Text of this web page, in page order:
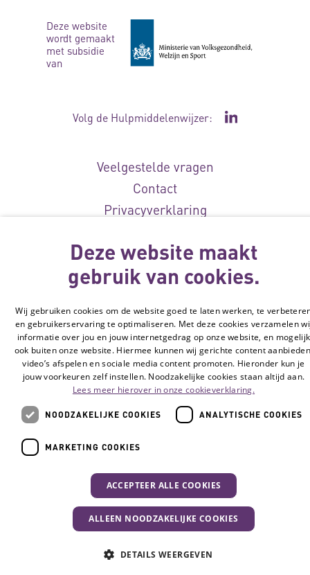
Deze website
wordt gemaakt
met subsidie
van
Volg de Hulpmiddelenwijzer: Ga naar de
Veelgestelde vragen
Contact
Privacyverklaring
Disclaimer
Cookie-instellingen
© Vilans, 2026
Deze website maakt
gebruik van cookies.
Wij gebruiken cookies om de website goed te laten werken, te
en gebruikerservaring te optimaliseren. Met deze cookies verzamelen
informatie over jou en jouw internetgedrag op onze website, en mogelijk
ook buiten onze website. Hiermee kunnen wij gerichte content
video’s afspelen en sociale media content promoten. Hieronder kun je
jouw voorkeuren zelf instellen. Noodzakelijke cookies staan altijd aan.
Lees meer hierover in onze cookieverklaring.
NOODZAKELIJKE COOKIES ANALYTISCHE COOKIES
MARKETING COOKIES
ACCEPTEER ALLE COOKIES
ALLEEN NOODZAKELIJKE COOKIES
DETAILS WEERGEVEN